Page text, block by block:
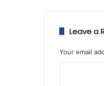
Leave a
Your email